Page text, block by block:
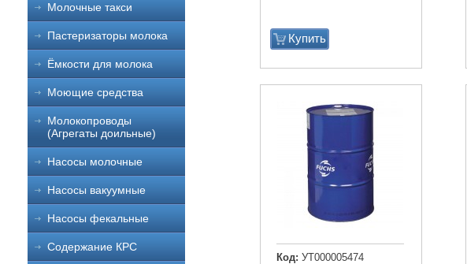
Молочные такси
Пастеризаторы молока
Ёмкости для молока
Моющие средства
Молокопроводы
(Агрегаты доильные)
Насосы молочные
Насосы вакуумные
Насосы фекальные
Содержание КРС
Купить
Код: УТ000005474